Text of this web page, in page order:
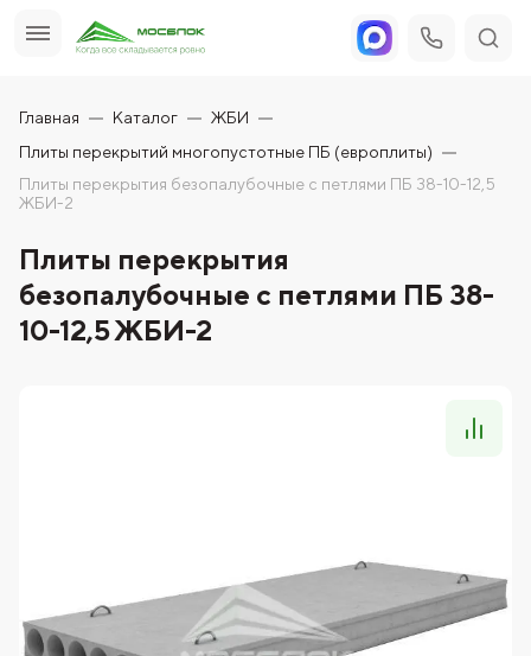
Главная Каталог
ЖБИ
Плиты перекрытий многопустотные ПБ (европлиты)
Плиты перекрытия безопалубочные с петлями ПБ 38-10-12,5
ЖБИ-2
Плиты перекрытия
безопалубочные с петлями ПБ 38-
10-12,5 ЖБИ-2